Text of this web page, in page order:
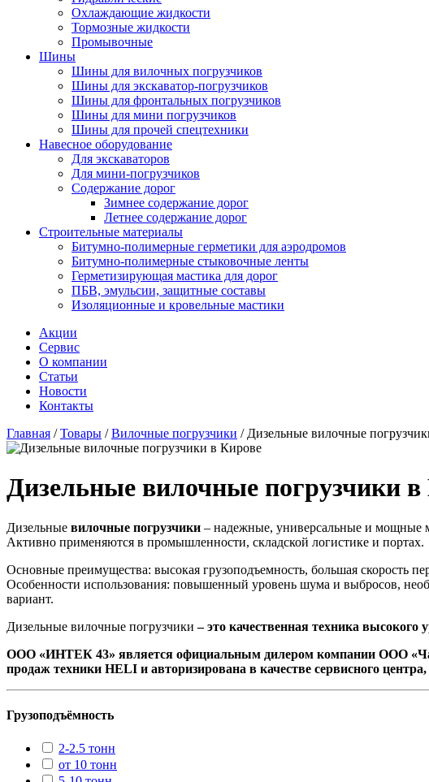
Охлаждающие жидкости
Тормозные жидкости
Промывочные
Шины
Шины для вилочных погрузчиков
Шины для экскаватор-погрузчиков
Шины для фронтальных погрузчиков
Шины для мини погрузчиков
Шины для прочей спецтехники
Навесное оборудование
Для экскаваторов
Для мини-погрузчиков
Содержание дорог
Зимнее содержание дорог
Летнее содержание дорог
Строительные материалы
Битумно-полимерные герметики для аэродромов
Битумно-полимерные стыковочные ленты
Герметизирующая мастика для дорог
ПБВ, эмульсии, защитные составы
Изоляционные и кровельные мастики
Акции
Сервис
О компании
Статьи
Новости
Контакты
Главная /Товары /Вилочные погрузчики / Дизельные вилочные
Дизельные вилочные погрузчики в
Дизельные вилочные погрузчики – надежные, универсальные и мощные
Активно применяются в промышленности, складской логистике и портах.
Основные преимущества: высокая грузоподъемность, большая скорость
Особенности использования: повышенный уровень шума и выбросов,
вариант.
Дизельные вилочные погрузчики– это качественная техника высокого
ООО «ИНТЕК 43» является официальным дилером компании ООО
продаж техники HELI и авторизирована в качестве сервисного
Грузоподъёмность
2-2.5 тонн
от 10 тонн